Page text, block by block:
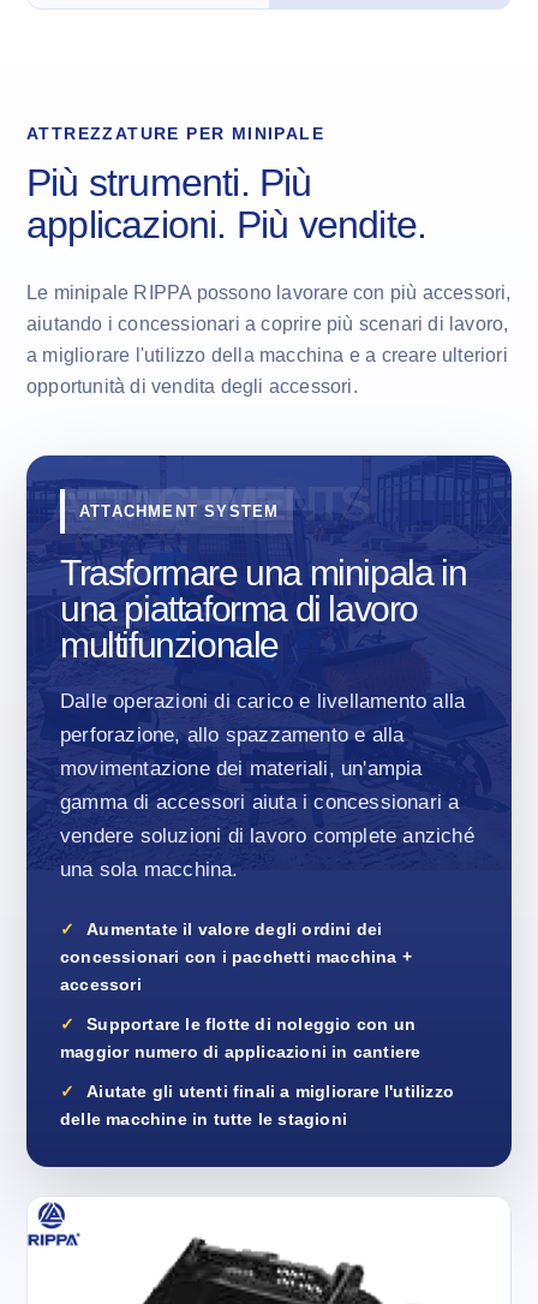
ATTREZZATURE PER MINIPALE
Più strumenti. Più
applicazioni. Più vendite.
Le minipale RIPPA possono lavorare con più accessori,
aiutando i concessionari a coprire più scenari di lavoro,
a migliorare l'utilizzo della macchina e a creare ulteriori
opportunità di vendita degli accessori.
ATTACHMENT SYSTEM
Trasformare una minipala in
una piattaforma di lavoro
multifunzionale
Dalle operazioni di carico e livellamento alla
perforazione, allo spazzamento e alla
movimentazione dei materiali, un'ampia
gamma di accessori aiuta i concessionari a
vendere soluzioni di lavoro complete anziché
una sola macchina.
Aumentate il valore degli ordini dei
concessionari con i pacchetti macchina +
accessori
Supportare le flotte di noleggio con un
maggior numero di applicazioni in cantiere
Aiutate gli utenti finali a migliorare l'utilizzo
delle macchine in tutte le stagioni